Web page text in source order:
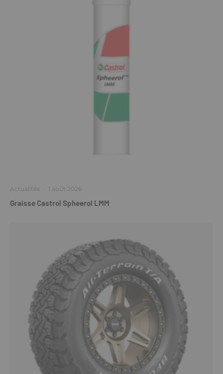
Actualités · 1 août 2026
Graisse Castrol Spheerol LMM